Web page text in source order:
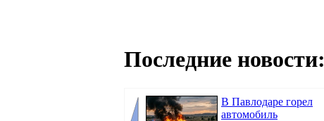
Последние новости:
В Павлодаре горел
автомобиль